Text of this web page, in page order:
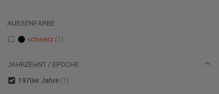
AUSSENFARBE
schwarz (1)
JAHRZEHNT / EPOCHE
1970er Jahre (1)